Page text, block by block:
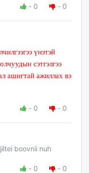
- 0 - 0
үнэтэй
сэтгэлгээ
ашигтай ажиллах вэ
- 0 - 0
boovnii nuh
- 0 - 0